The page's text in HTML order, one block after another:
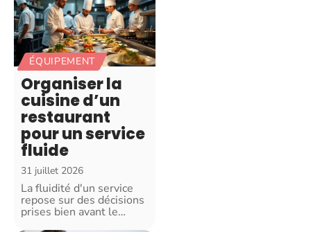
ÉQUIPEMENT
Organiser la
cuisine d’un
restaurant
pour un service
fluide
31 juillet 2026
La fluidité d'un service
repose sur des décisions
prises bien avant le…